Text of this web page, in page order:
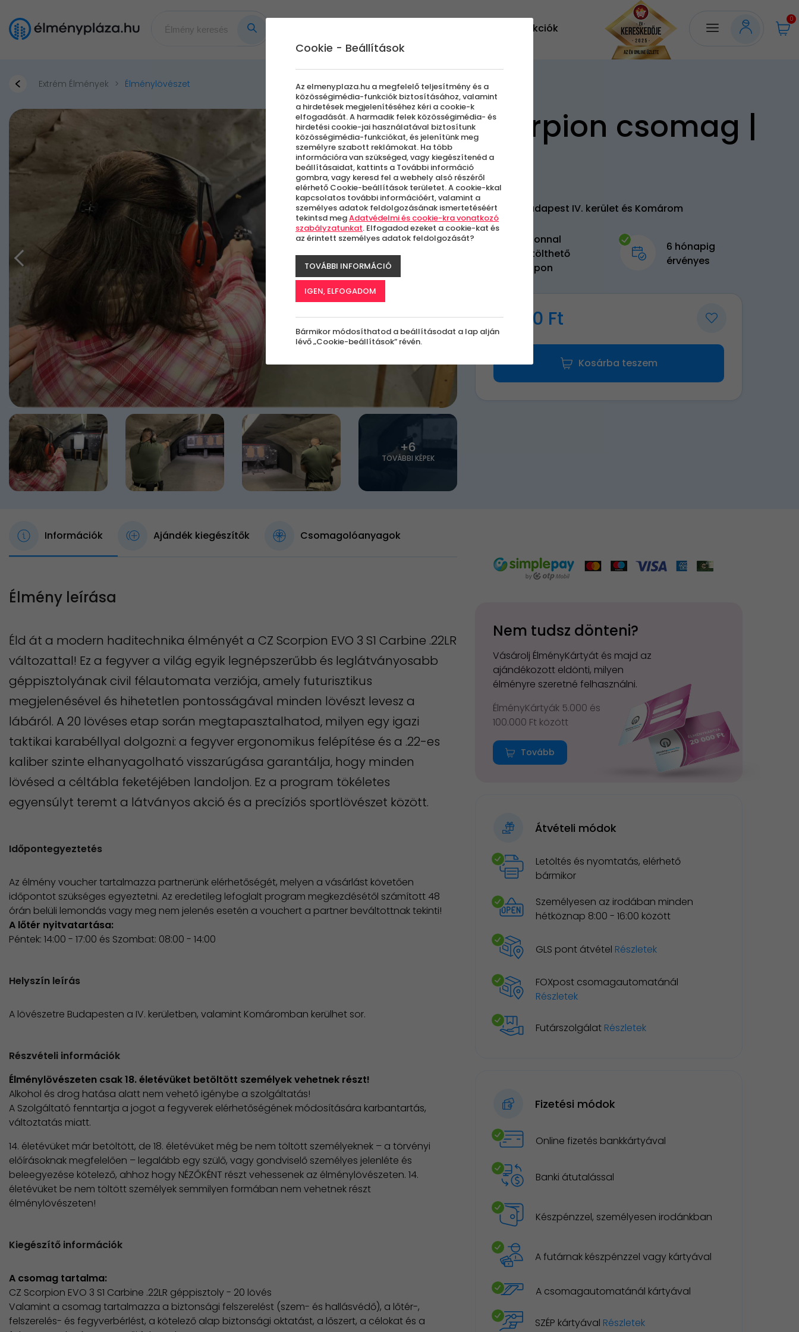
Akciók
0
Extrém Élmények Élménylövészet
+6
TOVÁBBI KÉPEK
Scorpion csomag |
DSE
Budapest IV. kerület és Komárom
Azonnal
letölthető
kupon
6 hónapig
érvényes
9 900 Ft
Kosárba teszem
Információk Ajándék kiegészítők Csomagolóanyagok
Élmény leírása
Éld át a modern haditechnika élményét a CZ Scorpion EVO 3 S1 Carbine .22LR
változattal! Ez a fegyver a világ egyik legnépszerűbb és leglátványosabb
géppisztolyának civil félautomata verziója, amely futurisztikus
megjelenésével és hihetetlen pontosságával minden lövészt levesz a
lábáról. A 20 lövéses etap során megtapasztalhatod, milyen egy igazi
taktikai karabéllyal dolgozni: a fegyver ergonomikus felépítése és a .22-es
kaliber szinte elhanyagolható visszarúgása garantálja, hogy minden
lövésed a céltábla feketéjében landoljon. Ez a program tökéletes
egyensúlyt teremt a látványos akció és a precíziós sportlövészet között.
Időpontegyeztetés
Az élmény voucher tartalmazza partnerünk elérhetőségét, melyen a vásárlást követően
időpontot szükséges egyeztetni. Az eredetileg lefoglalt program megkezdésétől számított 48
órán belüli lemondás vagy meg nem jelenés esetén a vouchert a partner beváltottnak tekinti!
A lőtér nyitvatartása:
Péntek: 14:00 - 17:00 és Szombat: 08:00 - 14:00
Helyszín leírás
A lövészetre Budapesten a IV. kerületben, valamint Komáromban kerülhet sor.
Részvételi információk
Élménylövészeten csak 18. életévüket betöltött személyek vehetnek részt!
Alkohol és drog hatása alatt nem vehető igénybe a szolgáltatás!
​A Szolgáltató fenntartja a jogot a fegyverek elérhetőségének módosítására karbantartás,
változtatás miatt.
14. életévüket már betöltött, de 18. életévüket még be nem töltött személyeknek – a törvényi
előírásoknak megfelelően – legalább egy szülő, vagy gondviselő személyes jelenléte és
beleegyezése kötelező, ahhoz hogy NÉZŐKÉNT részt vehessenek az élménylövészeten. 14.
életévüket be nem töltött személyek semmilyen formában nem vehetnek részt
élménylövészeten!
Kiegészítő információk
A csomag tartalma:
CZ Scorpion EVO 3 S1 Carbine .22LR géppisztoly - 20 lövés
Valamint a csomag tartalmazza a biztonsági felszerelést (szem- és hallásvédő), a lőtér-,
felszerelés- és fegyverbérlést, a kötelező alap biztonsági oktatást, a lőszert, a célokat és a
Nem tudsz dönteni?
Vásárolj ÉlményKártyát és majd az
ajándékozott eldönti, milyen
élményre szeretné felhasználni.
ÉlményKártyák 5.000 és
100.000 Ft között
Tovább
Átvételi módok
Letöltés és nyomtatás, elérhető
bármikor
Személyesen az irodában minden
hétköznap 8:00 - 16:00 között
GLS pont átvétel Részletek
FOXpost csomagautomatánál
Részletek
Futárszolgálat Részletek
Fizetési módok
Online fizetés bankkártyával
Banki átutalással
Készpénzzel, személyesen irodánkban
A futárnak készpénzzel vagy kártyával
A csomagautomatánál kártyával
SZÉP kártyával Részletek
Cookie - Beállítások
Az elmenyplaza.hu a megfelelő teljesítmény és a
közösségimédia-funkciók biztosításához, valamint
a hirdetések megjelenítéséhez kéri a cookie-k
elfogadását. A harmadik felek közösségimédia- és
hirdetési cookie-jai használatával biztosítunk
közösségimédia-funkciókat, és jelenítünk meg
személyre szabott reklámokat. Ha több
információra van szükséged, vagy kiegészítenéd a
beállításaidat, kattints a További információ
gombra, vagy keresd fel a webhely alsó részéről
elérhető Cookie-beállítások területet. A cookie-kkal
kapcsolatos további információért, valamint a
személyes adatok feldolgozásának ismertetéséért
tekintsd megAdatvédelmi és cookie-kra vonatkozó
szabályzatunkat. Elfogadod ezeket a cookie-kat és
az érintett személyes adatok feldolgozását?
TOVÁBBI INFORMÁCIÓ
IGEN, ELFOGADOM
Bármikor módosíthatod a beállításodat a lap alján
lévő „Cookie-beállítások” révén.